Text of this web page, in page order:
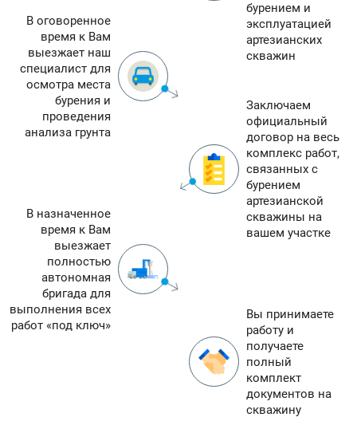
бурением и
эксплуатацией
артезианских
скважин
В оговоренное
время к Вам
выезжает наш
специалист для
осмотра места
бурения и
проведения
анализа грунта
Заключаем
официальный
договор на весь
комплекс работ,
связанных с
бурением
артезианской
скважины на
вашем участке
В назначенное
время к Вам
выезжает
полностью
автономная
бригада для
выполнения всех
работ «под ключ»
Вы принимаете
работу и
получаете
полный
комплект
документов на
скважину